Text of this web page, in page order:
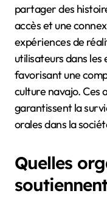
partager des
accès et une
expériences de
utilisateurs dans
favorisant une
culture navajo. Ces
garantissent la
orales dans la
Quelles